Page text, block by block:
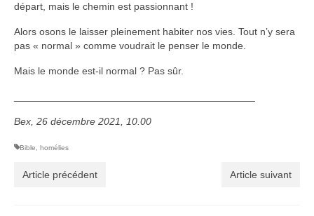
départ, mais le chemin est passionnant !
Alors osons le laisser pleinement habiter nos vies. Tout n’y sera
pas « normal » comme voudrait le penser le monde.
Mais le monde est-il normal ? Pas sûr.
Bex, 26 décembre 2021, 10.00
Bible homélies
Article précédent Article suivant